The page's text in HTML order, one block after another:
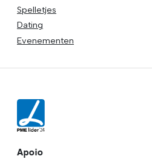
Spelletjes
Dating
Evenementen
Apoio